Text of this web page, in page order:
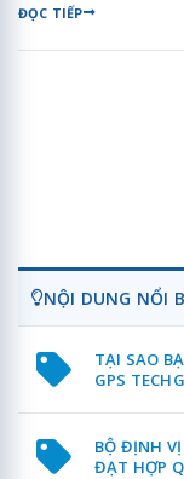
ĐỌC TIẾP
NỘI DUNG NỔI
TẠI SAO
GPS
BỘ ĐỊNH VỊ
ĐẠT HỢP